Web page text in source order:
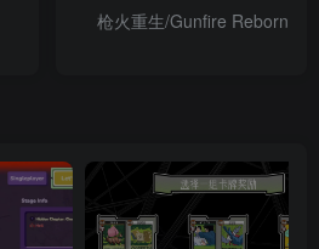
枪火重生/Gunfire Reborn